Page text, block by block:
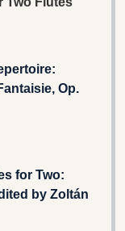
Op.
for Two:
by Zoltán